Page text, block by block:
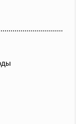
....................